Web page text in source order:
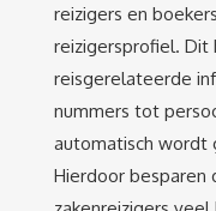
reizigers en
reizigersprofiel. Dit
reisgerelateerde
nummers tot
automatisch wordt
Hierdoor besparen